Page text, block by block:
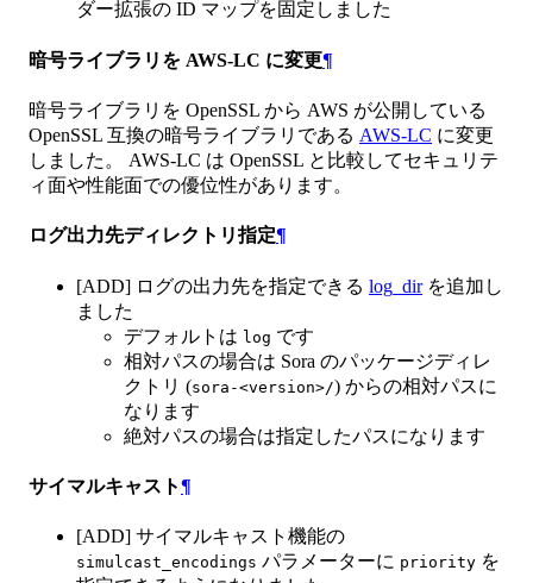
ダー拡張の ID マップを固定しました
暗号ライブラリを AWS-LC に変更¶
暗号ライブラリを OpenSSL から AWS が公開している
OpenSSL 互換の暗号ライブラリである AWS-LC に変更
しました。 AWS-LC は OpenSSL と比較してセキュリテ
ィ面や性能面での優位性があります。
ログ出力先ディレクトリ指定¶
[ADD] ログの出力先を指定できる log_dirを追加し
ました
デフォルトは log です
相対パスの場合は Sora のパッケージディレ
クトリ (sora-<version>/) からの相対パスに
なります
絶対パスの場合は指定したパスになります
サイマルキャスト¶
[ADD] サイマルキャスト機能の
simulcast_encodings パラメーターに priority を